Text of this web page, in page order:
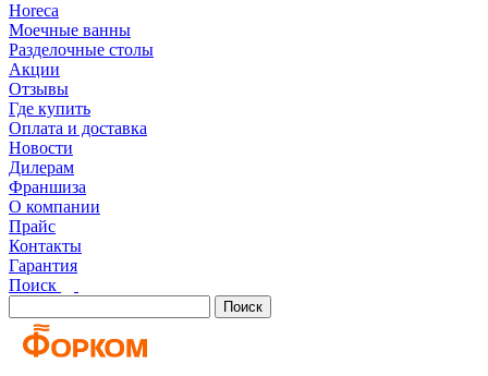
Horeca
Моечные ванны
Разделочные столы
Акции
Отзывы
Где купить
Оплата и доставка
Новости
Дилерам
Франшиза
О компании
Прайс
Контакты
Гарантия
Поиск
Поиск